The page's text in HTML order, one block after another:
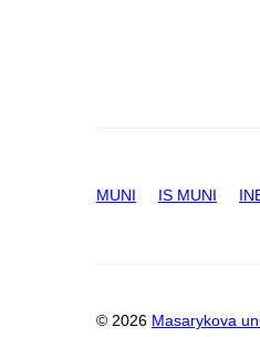
MUNI IS MUNI
© 2026 Masarykova